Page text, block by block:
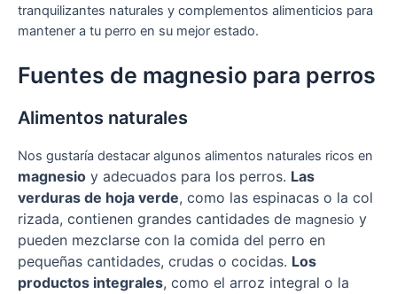
tranquilizantes naturales y complementos alimenticios para
mantener a tu perro en su mejor estado.
Fuentes de magnesio para perros
Alimentos naturales
Nos gustaría destacar algunos alimentos naturales ricos en
magnesio y adecuados para los perros. Las
verduras de hoja verde, como las espinacas o la col
rizada, contienen grandes cantidades de magnesio y
pueden mezclarse con la comida del perro en
pequeñas cantidades, crudas o cocidas. Los
productos integrales, como el arroz integral o la